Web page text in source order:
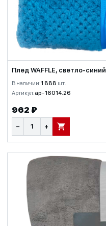
Плед WAFFLE, светло-синий
В наличии:1 888 шт.
Артикул:ap-16014.26
962 ₽
− + В КОРЗИНУ